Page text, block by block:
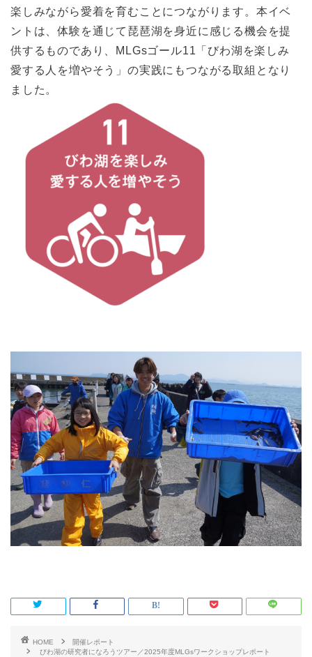
楽しみながら愛着を育むことにつながります。本イベ
ントは、体験を通じて琵琶湖を身近に感じる機会を提
供するものであり、MLGsゴール11「びわ湖を楽しみ
愛する人を増やそう」の実践にもつながる取組となり
ました。
HOME
開催レポート
びわ湖の研究者になろうツアー／2025年度MLGsワークショップレポート